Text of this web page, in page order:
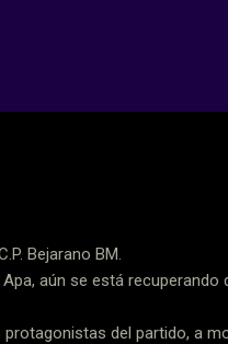
Bejarano BM.
aún se está
del partido, a